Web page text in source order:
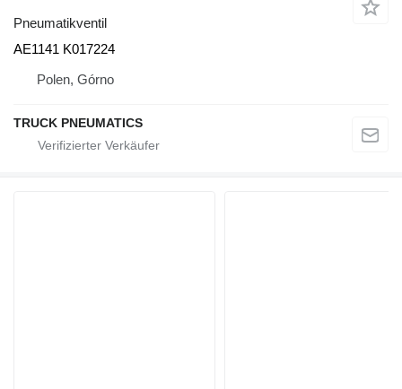
Pneumatikventil
AE1141 K017224
Polen, Górno
TRUCK PNEUMATICS